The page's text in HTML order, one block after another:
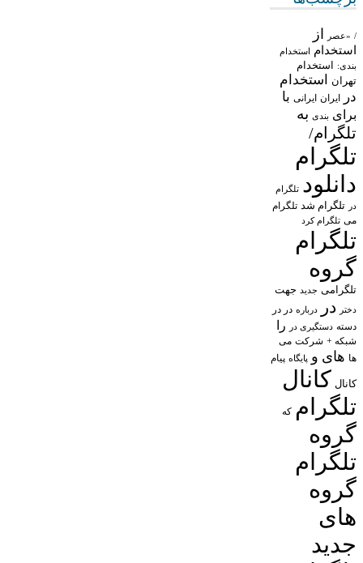
/ «عصر از
استخدام استخدام
بندی: استخدام
تهران
استخدام
در
ایران ایرانی با
برای بندی به
تلگرام/
تلگرام
دانلود تلگرام
در تلگرام شد تلگرام
می تلگرام کرد
تلگرام
گروه
تلگرامی جدید جهت
دختر در درباره در در
دسته دستگیری در را
شبکه + شرکت می
ها های و پایگاه پیام
کانال کانال
تلگرام که
گروه
تلگرام
گروه
های
جدید